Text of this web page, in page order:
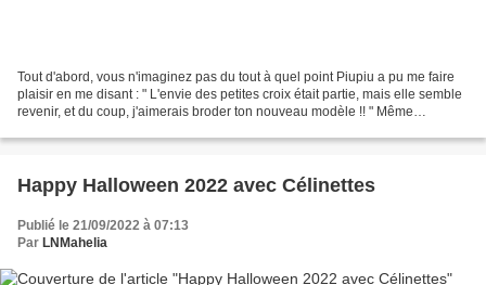
Tout d'abord, vous n'imaginez pas du tout à quel point Piupiu a pu me faire
plaisir en me disant : " L'envie des petites croix était partie, mais elle semble
revenir, et du coup, j'aimerais broder ton nouveau modèle !! " Même
Happy Halloween 2022 avec Célinettes
Publié le 21/09/2022 à 07:13
Par LNMahelia